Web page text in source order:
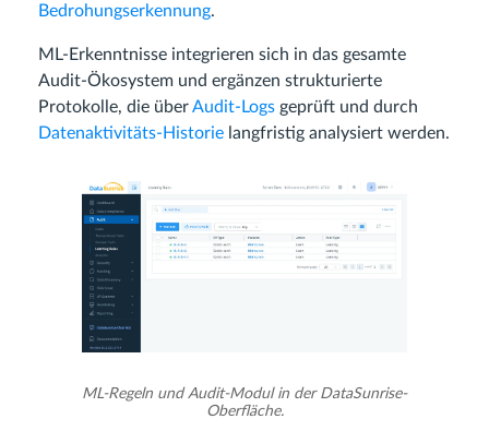
Bedrohungserkennung.
ML-Erkenntnisse integrieren sich in das gesamte
Audit-Ökosystem und ergänzen strukturierte
Protokolle, die überAudit-Logs geprüft und durch
Datenaktivitäts-Historie langfristig analysiert werden.
ML-Regeln und Audit-Modul in der DataSunrise-
Oberfläche.